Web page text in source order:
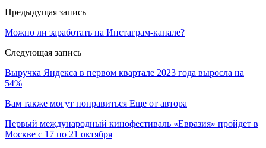
Предыдущая запись
Можно ли заработать на Инстаграм-канале?
Следующая запись
Выручка Яндекса в первом квартале 2023 года выросла на
54%
Вам также могут понравиться Еще от автора
Первый международный кинофестиваль «Евразия» пройдет в
Москве с 17 по 21 октября